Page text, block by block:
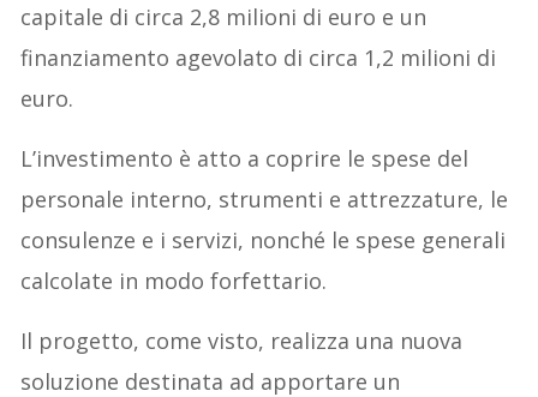
capitale di circa 2,8 milioni di euro e un
finanziamento agevolato di circa 1,2 milioni di
euro.
L’investimento è atto a coprire le spese del
personale interno, strumenti e attrezzature, le
consulenze e i servizi, nonché le spese generali
calcolate in modo forfettario.
Il progetto, come visto, realizza una nuova
soluzione destinata ad apportare un